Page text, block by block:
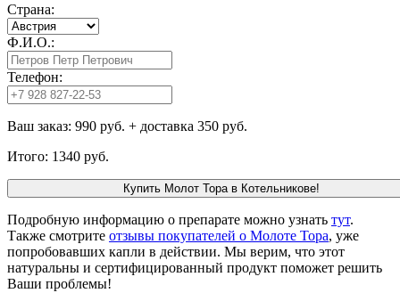
Страна:
Ф.И.О.:
Телефон:
Ваш заказ: 990 руб. + доставка 350 руб.
Итого: 1340 руб.
Купить Молот Тора в Котельникове!
Подробную информацию о препарате можно узнать тут.
Также смотрите отзывы покупателей о Молоте Тора, уже
попробовавших капли в действии. Мы верим, что этот
натуральны и сертифицированный продукт поможет решить
Ваши проблемы!